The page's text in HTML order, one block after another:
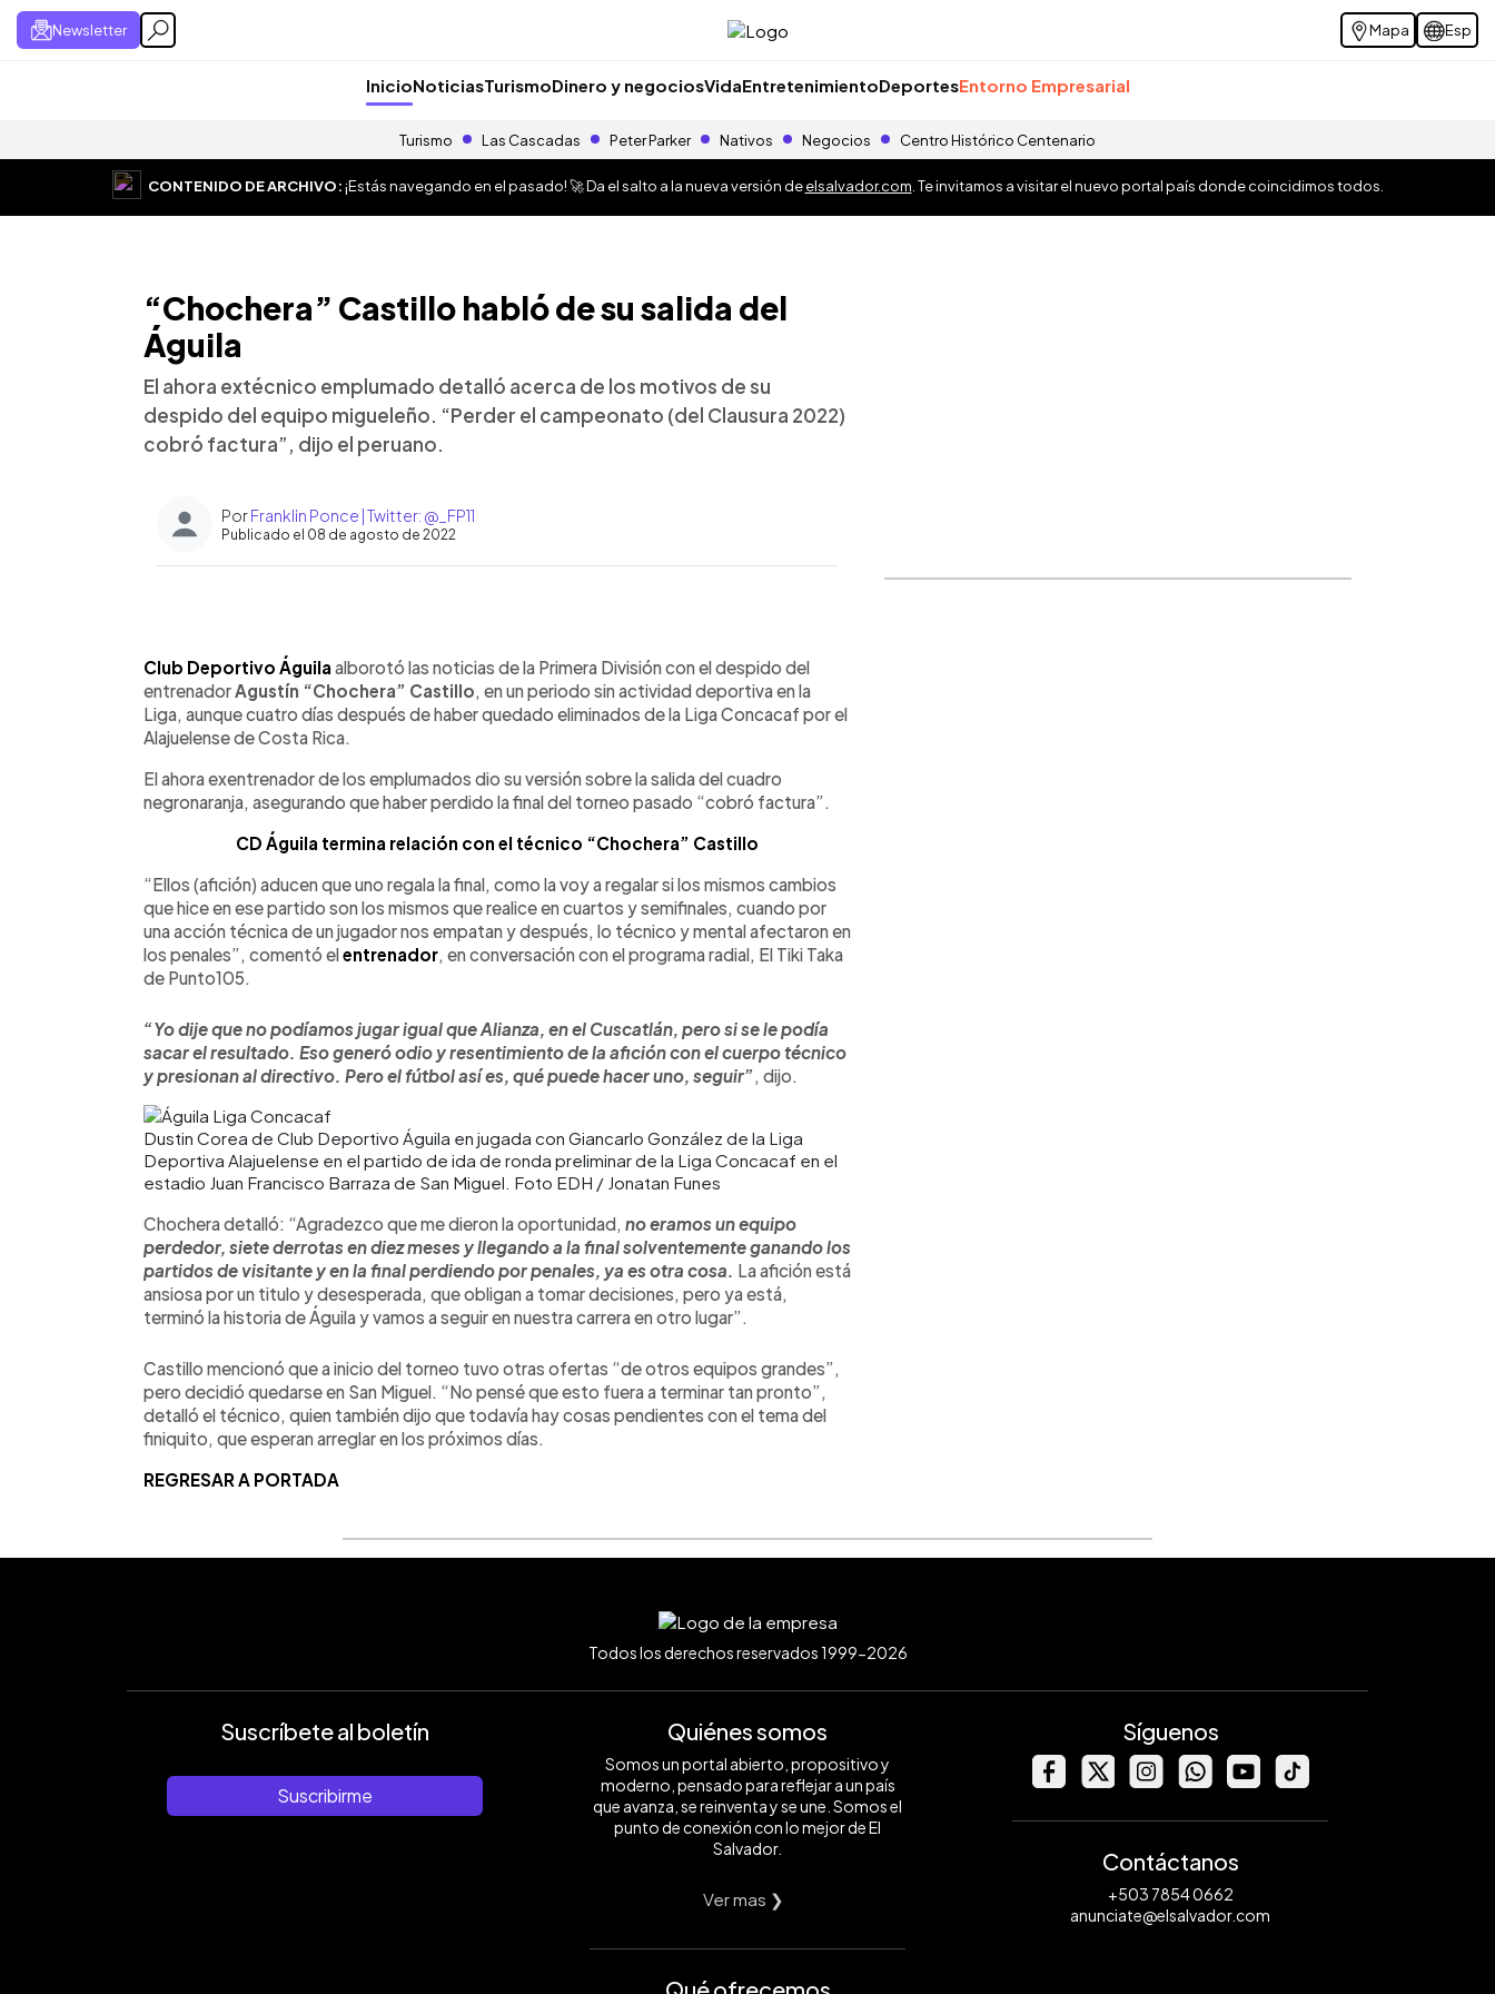
Newsletter Mapa Esp
InicioNoticiasTurismoDinero y negociosVidaEntretenimientoDeportesEntorno Empresarial
Turismo Las Cascadas Peter Parker Nativos Negocios Centro Histórico Centenario
CONTENIDO DE ARCHIVO:¡Estás navegando en el pasado! 🚀 Da el salto a la nueva versión deelsalvador.com . Te invitamos a visitar el nuevo portal país donde coincidimos todos.
“Chochera” Castillo habló de su salida del
Águila
El ahora extécnico emplumado detalló acerca de los motivos de su
despido del equipo migueleño. “Perder el campeonato (del Clausura 2022)
cobró factura”, dijo el peruano.
PorFranklin Ponce | Twitter: @_FP11
Publicado el 08 de agosto de 2022
Escuchar artículo
Club Deportivo Águila alborotó las noticias de la Primera División con el despido del
entrenadorAgustín “Chochera” Castillo, en un periodo sin actividad deportiva en la
Liga, aunque cuatro días después de haber quedado eliminados de la Liga Concacaf por el
Alajuelense de Costa Rica.
El ahora exentrenador de los emplumados dio su versión sobre la salida del cuadro
negronaranja, asegurando que haber perdido la final del torneo pasado “cobró factura”.
CD Águila termina relación con el técnico “Chochera” Castillo
“Ellos (afición) aducen que uno regala la final, como la voy a regalar si los mismos cambios
que hice en ese partido son los mismos que realice en cuartos y semifinales, cuando por
una acción técnica de un jugador nos empatan y después, lo técnico y mental afectaron en
los penales”, comentó elentrenador, en conversación con el programa radial, El Tiki Taka
de Punto105.
“Yo dije que no podíamos jugar igual que Alianza, en el Cuscatlán, pero si se le podía
sacar el resultado. Eso generó odio y resentimiento de la afición con el cuerpo técnico
y presionan al directivo. Pero el fútbol así es, qué puede hacer uno, seguir”, dijo.
Dustin Corea de Club Deportivo Águila en jugada con Giancarlo González de la Liga
Deportiva Alajuelense en el partido de ida de ronda preliminar de la Liga Concacaf en el
estadio Juan Francisco Barraza de San Miguel. Foto EDH / Jonatan Funes
Chochera detalló: “Agradezco que me dieron la oportunidad, no eramos un equipo
perdedor, siete derrotas en diez meses y llegando a la final solventemente ganando los
partidos de visitante y en la final perdiendo por penales, ya es otra cosa. La afición está
ansiosa por un titulo y desesperada, que obligan a tomar decisiones, pero ya está,
terminó la historia de Águila y vamos a seguir en nuestra carrera en otro lugar”.
Castillo mencionó que a inicio del torneo tuvo otras ofertas “de otros equipos grandes”,
pero decidió quedarse en San Miguel. “No pensé que esto fuera a terminar tan pronto”,
detalló el técnico, quien también dijo que todavía hay cosas pendientes con el tema del
finiquito, que esperan arreglar en los próximos días.
REGRESAR A PORTADA
Todos los derechos reservados 1999-2026
Suscríbete al boletín
Suscribirme
Quiénes somos
Somos un portal abierto, propositivo y
moderno, pensado para reflejar a un país
que avanza, se reinventa y se une. Somos el
punto de conexión con lo mejor de El
Salvador.
Ver mas ❯
Síguenos
Contáctanos
+503 7854 0662
anunciate@elsalvador.com